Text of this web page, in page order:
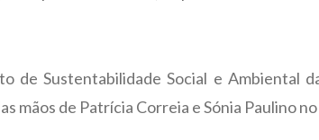
de Sustentabilidade Social e Ambiental
mãos de Patrícia Correia e Sónia Paulino no